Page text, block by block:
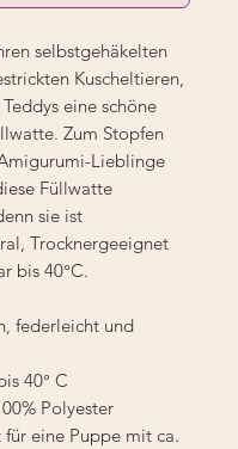
selbstgehäkelten
Kuscheltieren,
eine schöne
Zum Stopfen
Lieblinge
Füllwatte
sie ist
Trocknergeeignet
bis 40°C.
federleicht und
40° C
Polyester
eine Puppe mit ca.